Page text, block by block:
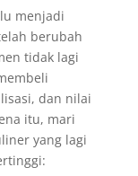
menjadi
berubah
tidak lagi
dan nilai
itu, mari
yang lagi